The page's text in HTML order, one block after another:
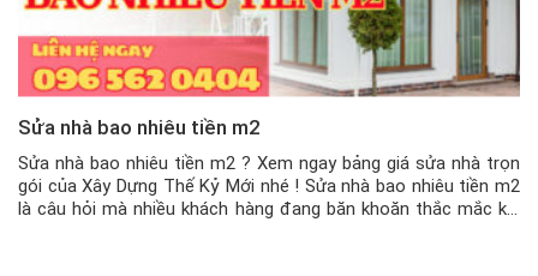
Sửa nhà bao nhiêu tiền m2
Sửa nhà bao nhiêu tiền m2 ? Xem ngay bảng giá sửa nhà trọn
gói của Xây Dựng Thế Kỷ Mới nhé ! Sửa nhà bao nhiêu tiền m2
là câu hỏi mà nhiều khách hàng đang băn khoăn thắc mắc khi